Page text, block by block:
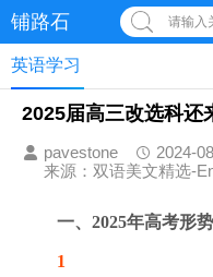
铺路石 请输入
英语学习
2025届高三改选科还
pavestone
2024-
来源：双语美文精选-
一、2025年高考形
1